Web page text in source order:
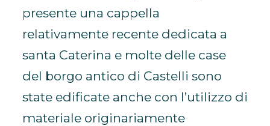
presente una cappella
relativamente recente dedicata a
santa Caterina e molte delle case
del borgo antico di Castelli sono
state edificate anche con l’utilizzo di
materiale originariamente